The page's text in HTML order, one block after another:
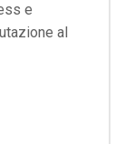
e
al